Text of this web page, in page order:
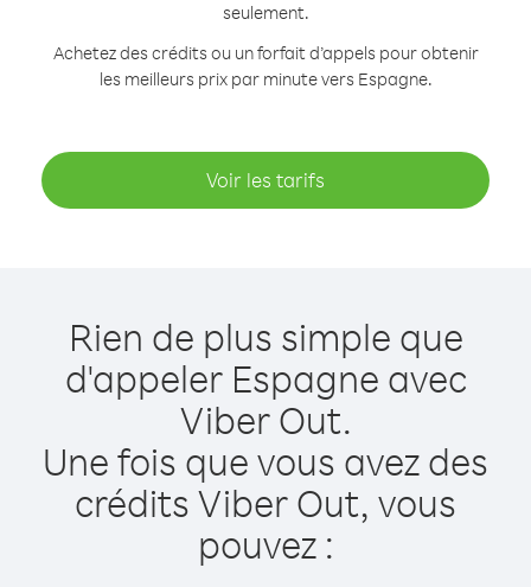
seulement.
Achetez des crédits ou un forfait d’appels pour obtenir
les meilleurs prix par minute vers Espagne.
Voir les tarifs
Rien de plus simple que
d'appeler Espagne avec
Viber Out.
Une fois que vous avez des
crédits Viber Out, vous
pouvez :